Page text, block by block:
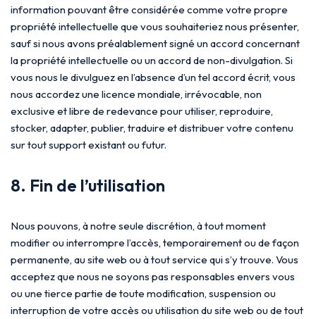
information pouvant être considérée comme votre propre
propriété intellectuelle que vous souhaiteriez nous présenter,
sauf si nous avons préalablement signé un accord concernant
la propriété intellectuelle ou un accord de non-divulgation. Si
vous nous le divulguez en l’absence d’un tel accord écrit, vous
nous accordez une licence mondiale, irrévocable, non
exclusive et libre de redevance pour utiliser, reproduire,
stocker, adapter, publier, traduire et distribuer votre contenu
sur tout support existant ou futur.
8. Fin de l’utilisation
Nous pouvons, à notre seule discrétion, à tout moment
modifier ou interrompre l’accès, temporairement ou de façon
permanente, au site web ou à tout service qui s’y trouve. Vous
acceptez que nous ne soyons pas responsables envers vous
ou une tierce partie de toute modification, suspension ou
interruption de votre accès ou utilisation du site web ou de tout